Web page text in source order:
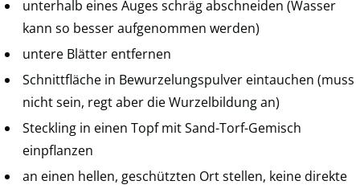
unterhalb eines Auges schräg abschneiden (Wasser
kann so besser aufgenommen werden)
untere Blätter entfernen
Schnittfläche in Bewurzelungspulver eintauchen (muss
nicht sein, regt aber die Wurzelbildung an)
Steckling in einen Topf mit Sand-Torf-Gemisch
einpflanzen
an einen hellen, geschützten Ort stellen, keine direkte